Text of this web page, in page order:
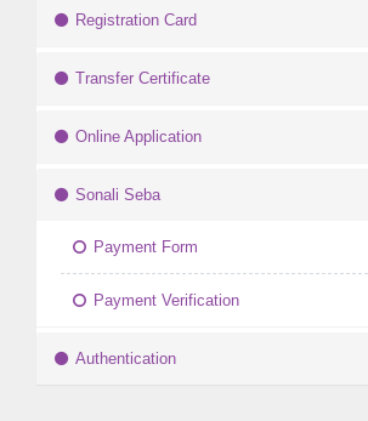
Registration Card
Transfer Certificate
Online Application
Sonali Seba
Payment Form
Payment Verification
Authentication